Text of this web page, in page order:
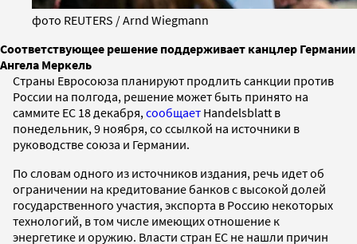
фото REUTERS / Arnd Wiegmann
Соответствующее решение поддерживает канцлер Германии
Ангела Меркель
Страны Евросоюза планируют продлить санкции против
России на полгода, решение может быть принято на
саммите ЕС 18 декабря, сообщает Handelsblatt в
понедельник, 9 ноября, со ссылкой на источники в
руководстве союза и Германии.
По словам одного из источников издания, речь идет об
ограничении на кредитование банков с высокой долей
государственного участия, экспорта в Россию некоторых
технологий, в том числе имеющих отношение к
энергетике и оружию. Власти стран ЕС не нашли причин